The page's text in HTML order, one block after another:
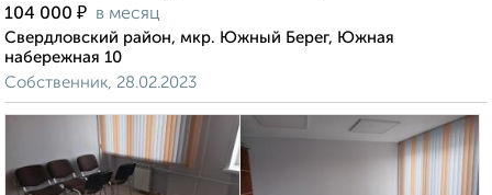
104 000 ₽ в месяц
Свердловский район, мкр. Южный Берег, Южная
набережная 10
Собственник, 28.02.2023